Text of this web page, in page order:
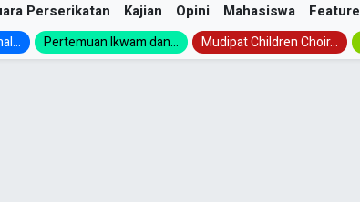
Perserikatan Kajian Opini Mahasiswa Feature
Pertemuan Ikwam dan... Mudipat Children Choir...